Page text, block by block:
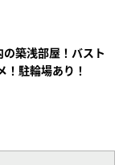
の築浅部屋！バスト
！駐輪場あり！